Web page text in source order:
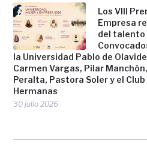
Los VIII
Empresa
del talento
la Universidad Pablo de
Carmen Vargas, Pilar
Peralta, Pastora Soler y el
Hermanas
30 julio 2026